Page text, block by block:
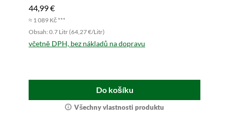
44,99 €
≈ 1 089 Kč ***
Obsah: 0.7 Litr (64,27 €/Litr)
včetně DPH, bez nákladů na dopravu
Do košíku
Všechny vlastnosti produktu